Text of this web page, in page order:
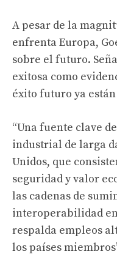
A pesar de la
enfrenta Europa,
sobre el futuro.
exitosa como
éxito futuro ya
“Una fuente clave
industrial de larga
Unidos, que
seguridad y valor
las cadenas de
interoperabilidad
respalda empleos
los países